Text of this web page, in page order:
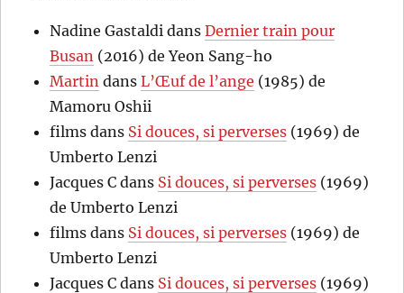
Nadine Gastaldi dansDernier train pour
Busan (2016) de Yeon Sang-ho
Martin dansL’Œuf de l’ange (1985) de
Mamoru Oshii
films dans Si douces, si perverses (1969) de
Umberto Lenzi
Jacques C dans Si douces, si perverses (1969)
de Umberto Lenzi
films dans Si douces, si perverses (1969) de
Umberto Lenzi
Jacques C dans Si douces, si perverses (1969)